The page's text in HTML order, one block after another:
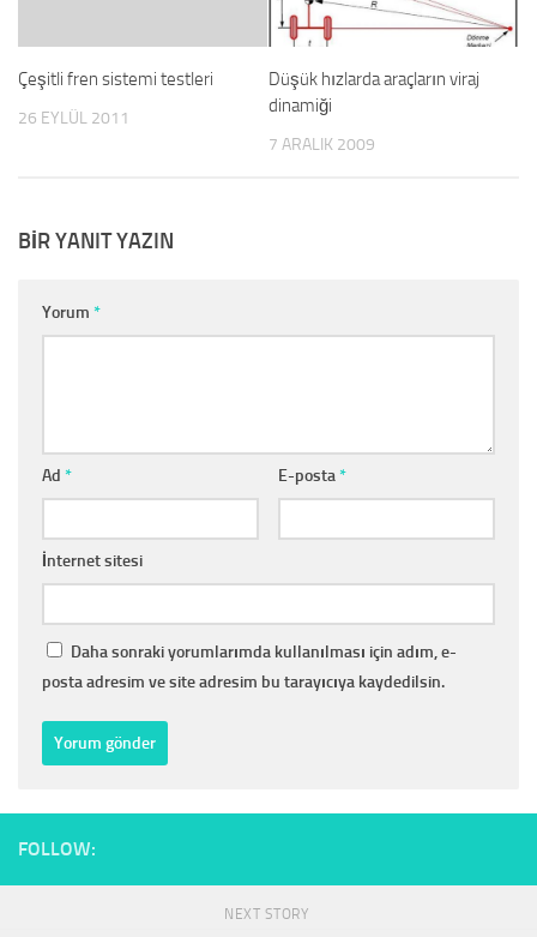
Çeşitli fren sistemi testleri
26 EYLÜL 2011
Düşük hızlarda araçların viraj
dinamiği
7 ARALIK 2009
BIR YANIT YAZIN
Yorum *
Ad * E-posta*
İnternet sitesi
Daha sonraki yorumlarımda kullanılması için adım, e-
posta adresim ve site adresim bu tarayıcıya kaydedilsin.
FOLLOW:
NEXT STORY